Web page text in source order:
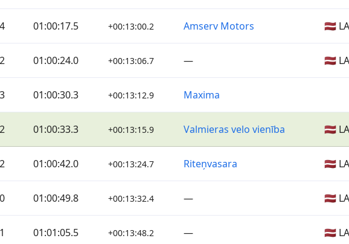
01:00:17.5 +00:13:00.2 Amserv Motors 🇱🇻
01:00:24.0 +00:13:06.7 — 🇱🇻
01:00:30.3 +00:13:12.9 Maxima
01:00:33.3 +00:13:15.9 Valmieras velo vienība 🇱🇻
01:00:42.0 +00:13:24.7 Riteņvasara 🇱🇻
01:00:49.8 +00:13:32.4 — 🇱🇻
01:01:05.5 +00:13:48.2 — 🇱🇻